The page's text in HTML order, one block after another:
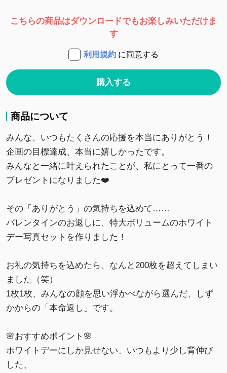
こちらの商品はダウンロードでもお楽しみいただけま
す
利用規約 に同意する
購入する
商品について
みんな、いつもたくさんの応援を本当にありがとう！
企画の目標達成、本当に嬉しかったです。
みんなと一緒に叶えられたことが、私にとって一番の
プレゼントになりました❤️
その「ありがとう」の気持ちを込めて……
バレンタインのお返しに、特大ボリュームのホワイト
デー写真セットを作りました！
お礼の気持ちを込めたら、なんと200枚を超えてしまい
ました（笑）
1枚1枚、みんなの顔を思い浮かべながら選んだ、しず
かからの「本命返し」です。
🌸おすすめポイント🌸
ホワイトデーにしか見せない、いつもより少し背伸び
した、